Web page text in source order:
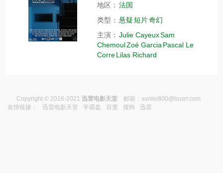
地区： 法国
类型： 悬疑短片奇幻
主演： Julie CayeuxSam
ChemoulZoé Garcia Pascal Le
CorreLilas Richard
Copyright © 2016-2021 迅雷电影天堂 邮箱： xunlei800@busrr.com
友情链接：
迅雷电影天堂 学霸盘 百度 搜狗 迅雷